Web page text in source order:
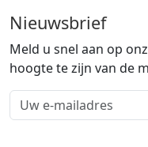
Nieuwsbrief
Meld u snel aan op
hoogte te zijn van de